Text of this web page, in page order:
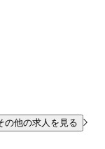
の他の求人を見る